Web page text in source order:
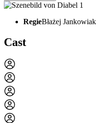
RegieBłażej Jankowiak
Cast